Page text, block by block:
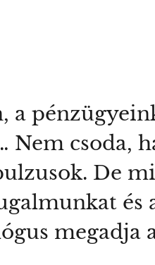
a
Nem csoda,
De
és
megadja